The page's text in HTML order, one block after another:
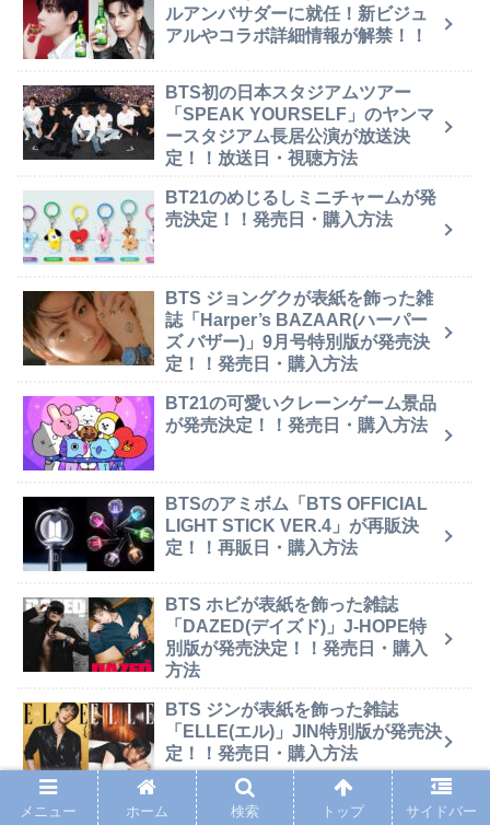
ルアンバサダーに就任！新ビジュ
アルやコラボ詳細情報が解禁！！
BTS初の日本スタジアムツアー
「SPEAK YOURSELF」のヤンマ
ースタジアム長居公演が放送決
定！！放送日・視聴方法
BT21のめじるしミニチャームが発
売決定！！発売日・購入方法
BTS ジョングクが表紙を飾った雑
誌「Harper’s BAZAAR(ハーパー
ズ バザー)」9月号特別版が発売決
定！！発売日・購入方法
BT21の可愛いクレーンゲーム景品
が発売決定！！発売日・購入方法
BTSのアミボム「BTS OFFICIAL
LIGHT STICK VER.4」が再販決
定！！再販日・購入方法
BTS ホビが表紙を飾った雑誌
「DAZED(デイズド)」J-HOPE特
別版が発売決定！！発売日・購入
方法
BTS ジンが表紙を飾った雑誌
「ELLE(エル)」JIN特別版が発売決
定！！発売日・購入方法
BTS グッズ 急上昇
メニュー ホーム 検索 トップ サイドバー